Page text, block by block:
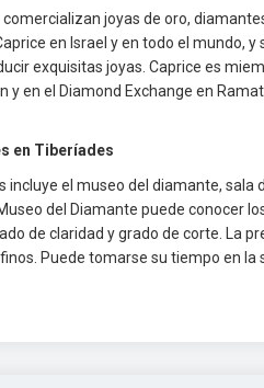
joyas de oro,
en Israel y en todo el mundo,
exquisitas joyas. Caprice es
en el Diamond Exchange en
en Tiberíades
incluye el museo del diamante, sala
del Diamante puede conocer
de claridad y grado de corte. La
Puede tomarse su tiempo en